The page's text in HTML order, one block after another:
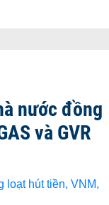
nước đồng
và GVR